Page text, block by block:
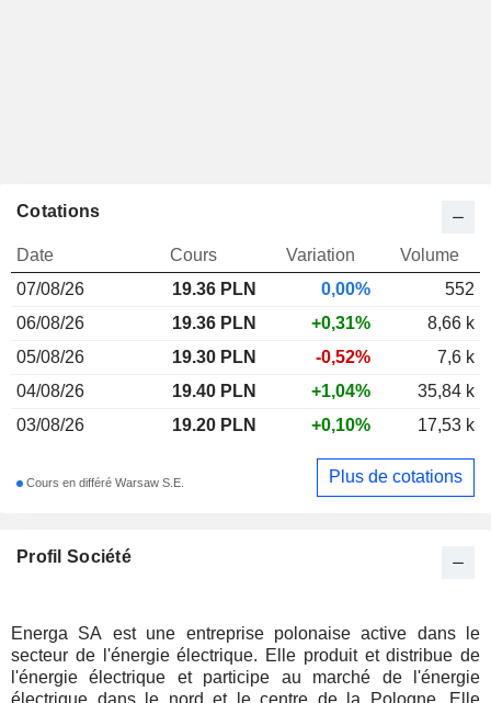
Profil Société
Energa SA est une entreprise polonaise active dans le
secteur de l'énergie électrique. Elle produit et distribue de
l'énergie électrique et participe au marché de l'énergie
électrique dans le nord et le centre de la Pologne. Elle
Cotations
Date Cours Variation
Volume
07/08/26
19.36 PLN 0,00%
552
06/08/26
19.36 PLN +0,31%
8,66 k
05/08/26
19.30 PLN -0,52%
7,6 k
04/08/26
19.40 PLN +1,04%
35,84 k
03/08/26
19.20 PLN +0,10% 17,53 k
Cours en différé Warsaw S.E. Plus de cotations